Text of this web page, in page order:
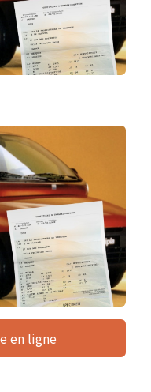
en ligne